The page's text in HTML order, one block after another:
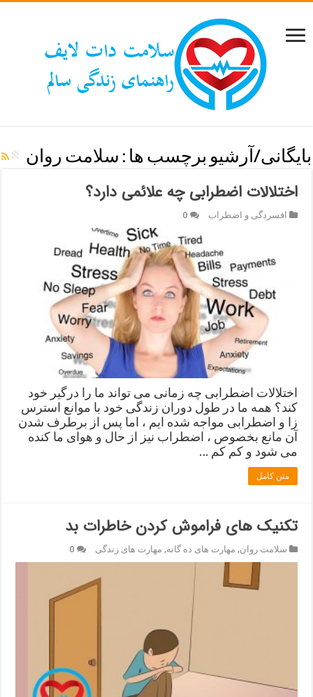
بایگانی/آرشیو برچسب ها : سلامت روان
اختلالات اضطرابی چه علائمی دارد؟
افسردگی و اضطراب 0
اختلالات اضطرابی چه زمانی می تواند ما را درگیر خود
کند؟ همه ما در طول دوران زندگی خود با موانع استرس
زا و اضطرابی مواجه شده ایم ، اما پس از برطرف شدن
آن مانع بخصوص ، اضطراب نیز از حال و هوای ما کنده
می شود و کم کم …
متن کامل
تکنیک های فراموش کردن خاطرات بد
سلامت روان, مهارت های ده گانه, مهارت های زندگی 0